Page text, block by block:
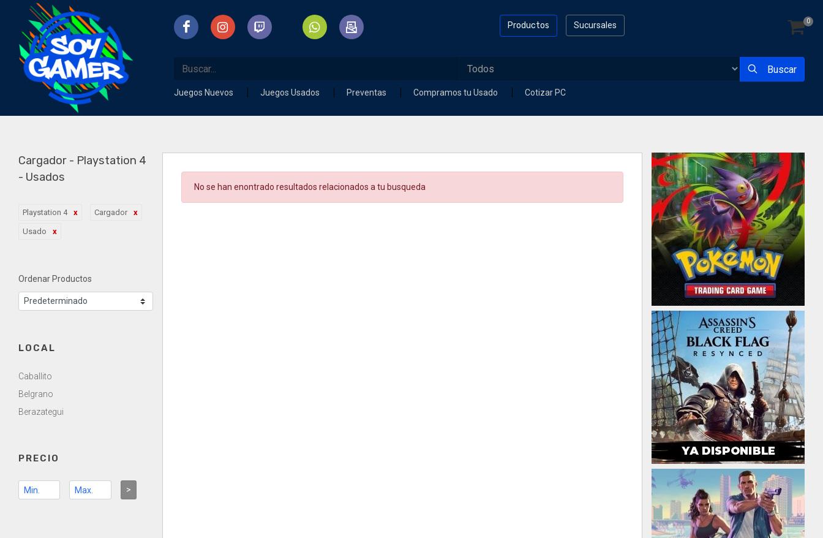
Sucursales
Productos 0
Buscar
Juegos Nuevos Juegos Usados Preventas Compramos tu Usado Cotizar PC
Cargador - Playstation 4
- Usados
Playstation 4 Cargador
Usado
Ordenar Productos
LOCAL
Caballito
Belgrano
Berazategui
PRECIO
>
No se han enontrado resultados relacionados a tu busqueda